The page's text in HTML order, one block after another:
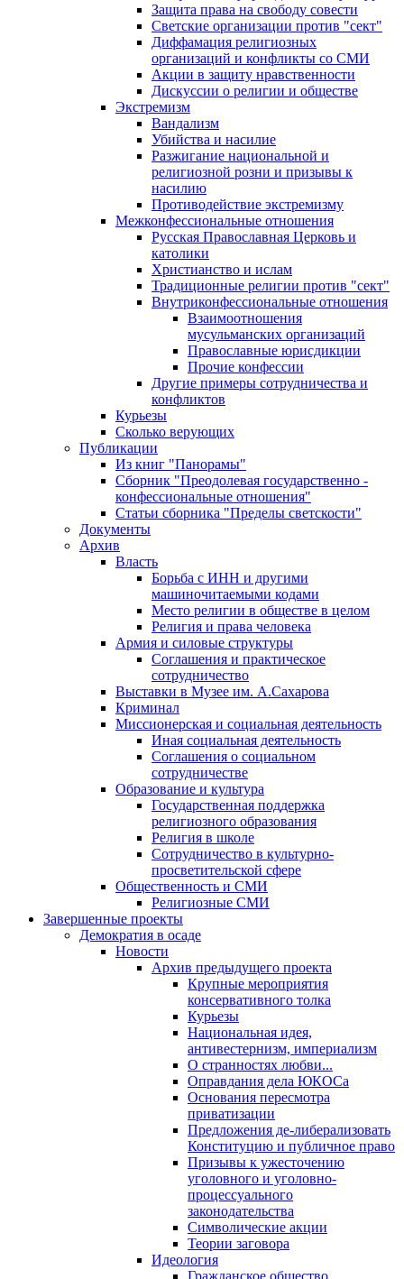
Защита права на свободу совести
Светские организации против "сект"
Диффамация религиозных
организаций и конфликты со СМИ
Акции в защиту нравственности
Дискуссии о религии и обществе
Экстремизм
Вандализм
Убийства и насилие
Разжигание национальной и
религиозной розни и призывы к
насилию
Противодействие экстремизму
Межконфессиональные отношения
Русская Православная Церковь и
католики
Христианство и ислам
Традиционные религии против "сект"
Внутриконфессиональные отношения
Взаимоотношения
мусульманских организаций
Православные юрисдикции
Прочие конфессии
Другие примеры сотрудничества и
конфликтов
Курьезы
Сколько верующих
Публикации
Из книг "Панорамы"
Сборник "Преодолевая государственно -
конфессиональные отношения"
Статьи сборника "Пределы светскости"
Документы
Архив
Власть
Борьба с ИНН и другими
машиночитаемыми кодами
Место религии в обществе в целом
Религия и права человека
Армия и силовые структуры
Соглашения и практическое
сотрудничество
Выставки в Музее им. А.Сахарова
Криминал
Миссионерская и социальная деятельность
Иная социальная деятельность
Соглашения о социальном
сотрудничестве
Образование и культура
Государственная поддержка
религиозного образования
Религия в школе
Сотрудничество в культурно-
просветительской сфере
Общественность и СМИ
Религиозные СМИ
Завершенные проекты
Демократия в осаде
Новости
Архив предыдущего проекта
Крупные мероприятия
консервативного толка
Курьезы
Национальная идея,
антивестернизм, империализм
О странностях любви...
Оправдания дела ЮКОСа
Основания пересмотра
приватизации
Предложения де-либерализовать
Конституцию и публичное право
Призывы к ужесточению
уголовного и уголовно-
процессуального
законодательства
Символические акции
Теории заговора
Идеология
Гражданское общество